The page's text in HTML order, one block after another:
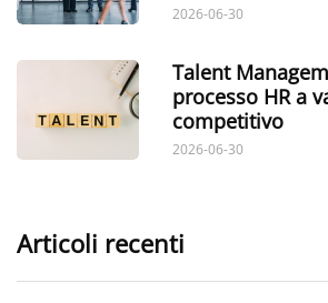
2026-06-30
Talent
processo HR a
competitivo
2026-06-30
Articoli recenti